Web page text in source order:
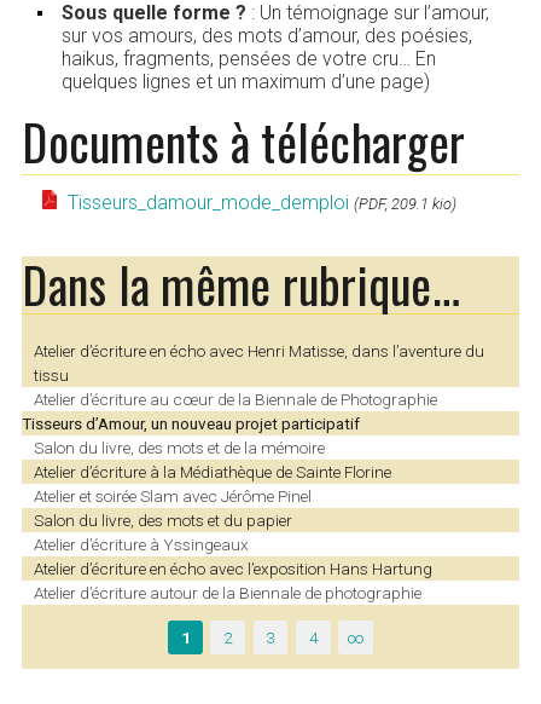
Sous quelle forme ? : Un témoignage sur l’amour,
sur vos amours, des mots d’amour, des poésies,
haikus, fragments, pensées de votre cru… En
quelques lignes et un maximum d’une page)
Documents à télécharger
Tisseurs_damour_mode_demploi (PDF, 209.1 kio)
Dans la même rubrique…
Atelier d’écriture en écho avec Henri Matisse, dans l’aventure du
tissu
Atelier d’écriture au cœur de la Biennale de Photographie
Tisseurs d’Amour, un nouveau projet participatif
Salon du livre, des mots et de la mémoire
Atelier d’écriture à la Médiathèque de Sainte Florine
Atelier et soirée Slam avec Jérôme Pinel
Salon du livre, des mots et du papier
Atelier d’écriture à Yssingeaux
Atelier d’écriture en écho avec l’exposition Hans Hartung
Atelier d’écriture autour de la Biennale de photographie
1 2 3 4 ∞